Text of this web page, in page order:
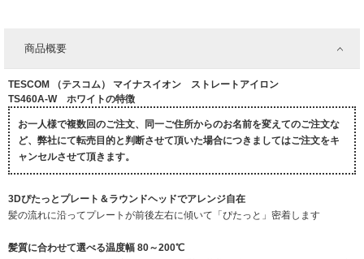
商品概要
TESCOM （テスコム） マイナスイオン ストレートアイロン
TS460A-W ホワイトの特徴
お一人様で複数回のご注文、同一ご住所からのお名前を変えてのご注文な
ど、弊社にて転売目的と判断させて頂いた場合につきましてはご注文をキ
ャンセルさせて頂きます。
3Dぴたっとプレート＆ラウンドヘッドでアレンジ自在
髪の流れに沿ってプレートが前後左右に傾いて「ぴたっと」密着します
髪質に合わせて選べる温度幅 80～200℃